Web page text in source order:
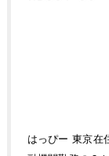
はっぴー 東京在